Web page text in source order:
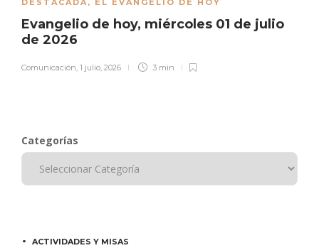
DESTACADA, EL EVANGELIO DE HOY
Evangelio de hoy, miércoles 01 de julio
de 2026
Comunicación, 1 julio, 2026 3 min
Categorías
ACTIVIDADES Y MISAS